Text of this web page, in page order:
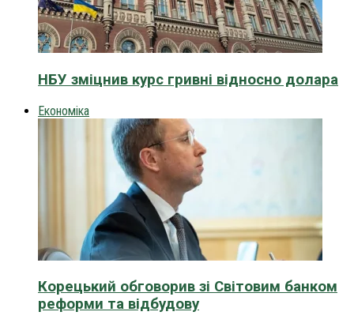
НБУ зміцнив курс гривні відносно долара
Економіка
Корецький обговорив зі Світовим банком
реформи та відбудову